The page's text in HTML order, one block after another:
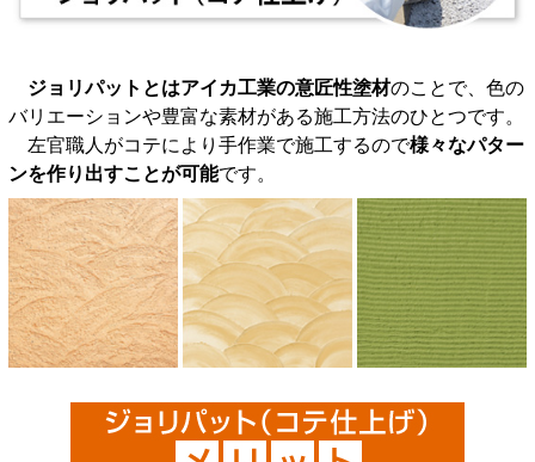
ジョリパットとはアイカ工業の意匠性塗材のことで、色の
バリエーションや豊富な素材がある施工方法のひとつです。
左官職人がコテにより手作業で施工するので様々なパター
ンを作り出すことが可能です。